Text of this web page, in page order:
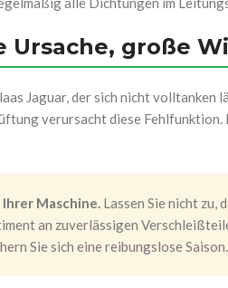
Ursache, große
Jaguar, der sich nicht volltanken
verursacht diese
Maschine. Lassen Sie nicht zu,
an zuverlässigen
Sie sich eine reibungslose Saison.